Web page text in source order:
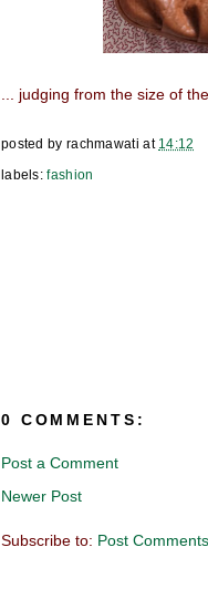
... judging from the size of
posted by rachmawati at 14:12
labels:fashion
0 COMMENTS:
Post a Comment
Newer Post
Subscribe to: Post